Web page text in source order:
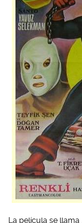
La película se llama